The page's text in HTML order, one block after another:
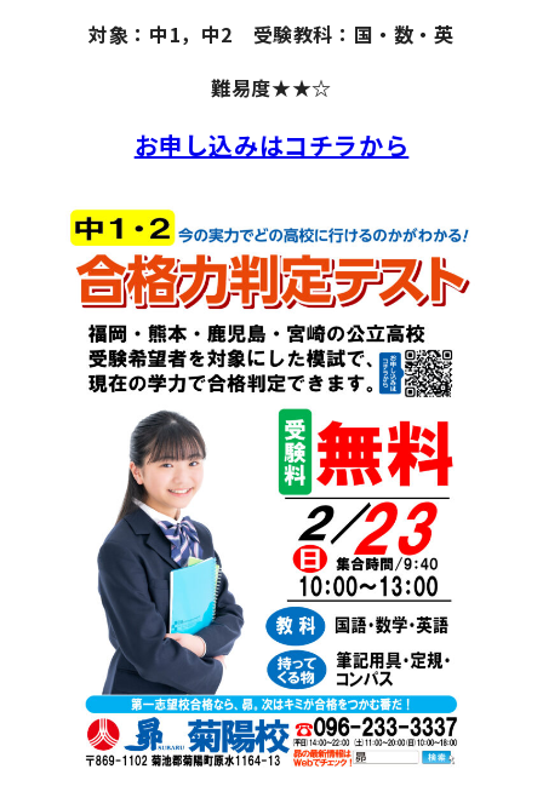
対象：中1，中2 受験教科：国・数・英
難易度★★☆
お申し込みはコチラから